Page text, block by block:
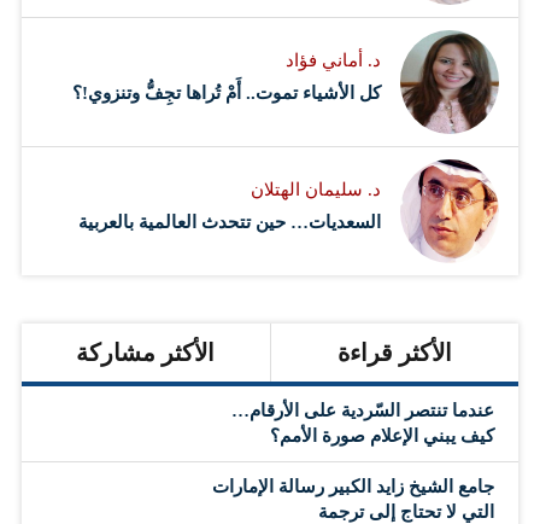
د. أماني فؤاد
كل الأشياء تموت.. أَمْ تُراها تجِفُّ وتنزوي!؟
د. سليمان الهتلان
السعديات… حين تتحدث العالمية بالعربية
الأكثر قراءة الأكثر مشاركة
عندما تنتصر السّردية على الأرقام…
كيف يبني الإعلام صورة الأمم؟
جامع الشيخ زايد الكبير رسالة الإمارات
التي لا تحتاج إلى ترجمة